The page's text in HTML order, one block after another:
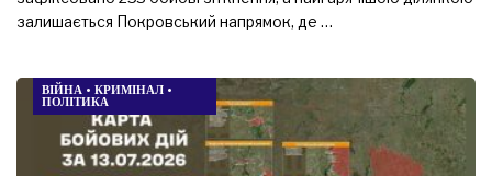
залишається Покровський напрямок, де …
ВІЙНА • КРИМІНАЛ •
ПОЛІТИКА